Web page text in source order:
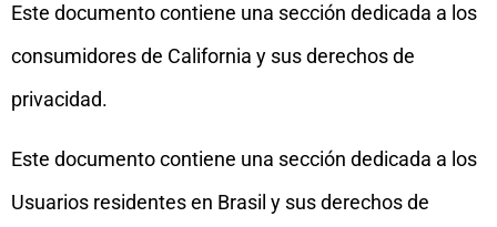
Este documento contiene una sección dedicada a los
consumidores de California y sus derechos de
privacidad.
Este documento contiene una sección dedicada a los
Usuarios residentes en Brasil y sus derechos de